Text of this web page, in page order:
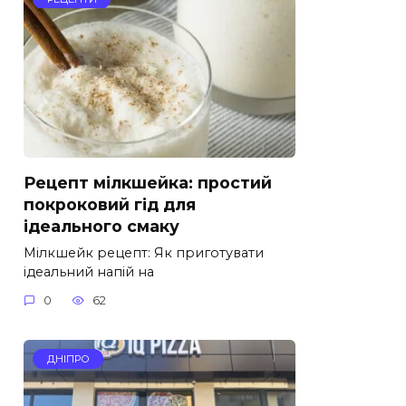
Рецепт мілкшейка: простий
покроковий гід для
ідеального смаку
Мілкшейк рецепт: Як приготувати
ідеальний напій на
0 62
ДНІПРО